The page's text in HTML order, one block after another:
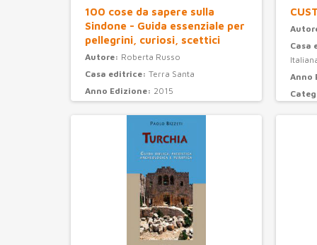
100 cose da sapere sulla
Sindone - Guida essenziale per
pellegrini, curiosi, scettici
Autore: Roberta Russo
Casa editrice: Terra Santa
Anno Edizione: 2015
Casa
Anno